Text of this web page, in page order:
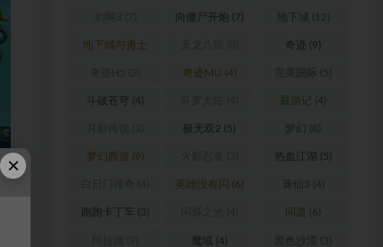
向僵尸开炮 (7) 地下城 (12)
地下城与勇士 奇迹 (9)
奇迹MU (4) 完美国际 (5)
斗破苍穹 (4) 最游记 (4)
极无双2 (5) 梦幻 (8)
梦幻西游 (9) 热血江湖 (5)
英雄没有闪 (6) 诛仙3 (4)
跑跑卡丁车 (3) 问道 (6)
魔域 (4) 黑色沙漠 (3)
×